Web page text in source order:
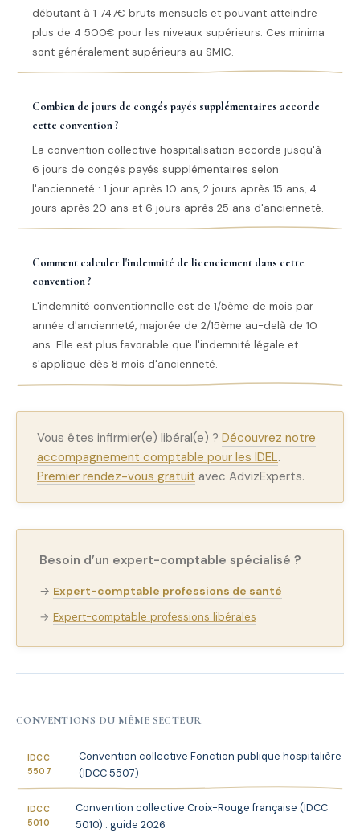
débutant à 1 747€ bruts mensuels et pouvant atteindre
plus de 4 500€ pour les niveaux supérieurs. Ces minima
sont généralement supérieurs au SMIC.
Combien de jours de congés payés supplémentaires accorde
cette convention ?
La convention collective hospitalisation accorde jusqu'à
6 jours de congés payés supplémentaires selon
l'ancienneté : 1 jour après 10 ans, 2 jours après 15 ans, 4
jours après 20 ans et 6 jours après 25 ans d'ancienneté.
Comment calculer l'indemnité de licenciement dans cette
convention ?
L'indemnité conventionnelle est de 1/5ème de mois par
année d'ancienneté, majorée de 2/15ème au-delà de 10
ans. Elle est plus favorable que l'indemnité légale et
s'applique dès 8 mois d'ancienneté.
Vous êtes infirmier(e) libéral(e) ? Découvrez notre
accompagnement comptable pour les IDEL.
Premier rendez-vous gratuit avec AdvizExperts.
Besoin d’un expert-comptable spécialisé ?
→ Expert-comptable professions de santé
→ Expert-comptable professions libérales
CONVENTIONS DU MÊME SECTEUR
IDCC
5507
Convention collective Fonction publique hospitalière
(IDCC 5507)
IDCC
5010
Convention collective Croix-Rouge française (IDCC
5010) : guide 2026